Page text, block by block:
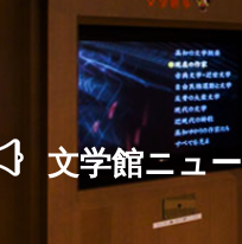
文学館ニュ